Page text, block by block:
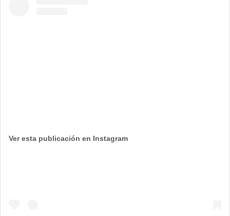
Ver esta publicación en Instagram